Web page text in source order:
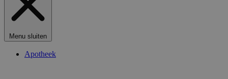
Menu sluiten
Apotheek